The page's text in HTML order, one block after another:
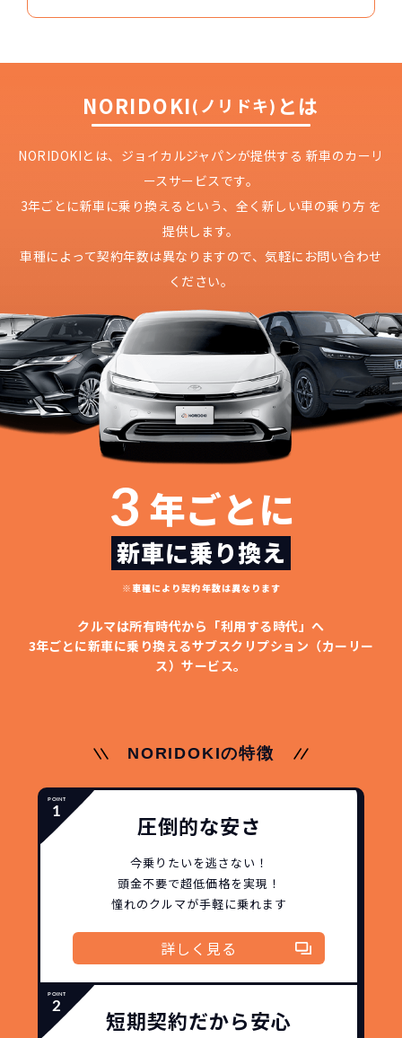
NORIDOKI(ノリドキ) とは
NORIDOKIとは、ジョイカルジャパンが提供する 新車のカーリ
ースサービスです。
3年ごとに新車に乗り換えるという、 全く新しい車の乗り方 を
提供します。
車種によって契約年数は異なりますので、気軽にお問い合わせ
ください。
3 年ごとに
新車に乗り換え
※車種により契約年数は異なります
クルマは所有時代から「利用する時代」へ
3年ごとに新車に乗り換えるサブスクリプション（カーリー
ス）サービス。
NORIDOKIの特徴
圧倒的な安さ
今乗りたいを逃さない！
頭金不要で超低価格を実現！
憧れのクルマが手軽に乗れます
詳しく見る
短期契約だから安心
どこよりも安くご契約いただけます！
NORIDOKIは高残価設定を実現！
頭金不要で超低価格！ 憧れのクルマが手軽に乗れ
ます！
安さの秘密
ジョイカルジャパンが今まで培ってきた
日本全国・世界中の流通ネットワークと
ノウハウを集約することでこの「超高残
価設定」を実現しました。
また特定の車両に絞ることによりこの価
格設定が可能となりました。
短期間だから安心！
NORIDOKIなら短期リースでも安いんです！
に新車なので故障の心配がありませんし、急なラ
イフスタイルの変化にも対応が可能です。
3年以内の契約なので、故障リスクが非常
ー保証があるから安心です。
契約リスクが少ない
ライフスタイルに合わせたお車の選択が
できます。急な引っ越し、転勤、家族が増
月々定額料金で安心
NORIDOKIなら頭金・ボーナス払い・諸経費・税
金など一切不要！月々「定額料金」をお支払い
いただくだけでご利用いただけます。
諸費用などが不要
車を購入する場合、購入時に｢登録時諸費
用｣や「各種税金」は車両本体以外にかか
これらの費用がコミコミの料金です。